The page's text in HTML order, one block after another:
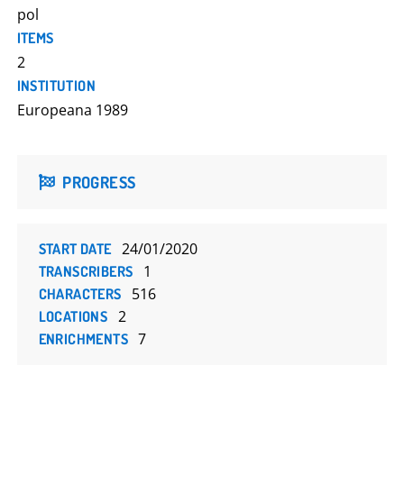
pol
ITEMS
2
INSTITUTION
Europeana 1989
PROGRESS
START DATE 24/01/2020
TRANSCRIBERS 1
CHARACTERS 516
LOCATIONS 2
ENRICHMENTS 7